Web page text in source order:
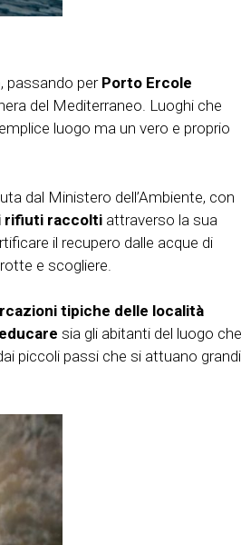
passando perPorto Ercole
del Mediterraneo. Luoghi che
luogo ma un vero e proprio
dal Ministero dell’Ambiente, con
rifiuti raccolti attraverso la sua
il recupero dalle acque di
e scogliere.
tipiche delle località
sia gli abitanti del luogo che
piccoli passi che si attuano grandi